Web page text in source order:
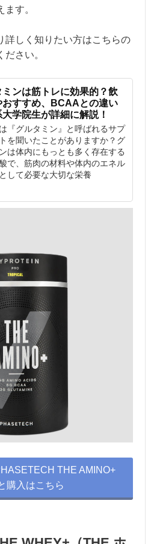
す。
詳しく知りたい方はこちらの
さい。
ミンは筋トレに効果的？飲
おすすめ、BCAAとの違い
学院生が詳細に解説！
『グルタミン』と呼ばれるサプ
を聞いたことがありますか？グ
は体内にもっとも多く存在する
で、筋肉の材料や体内のエネル
して必要な大切な栄養
THE AMINO+
購入はこちら